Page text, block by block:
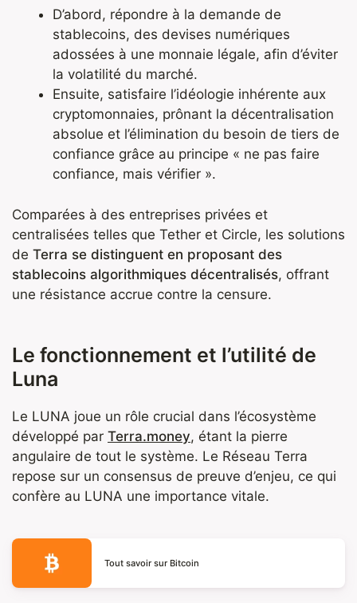
D’abord, répondre à la demande de
stablecoins, des devises numériques
adossées à une monnaie légale, afin d’éviter
la volatilité du marché.
Ensuite, satisfaire l’idéologie inhérente aux
cryptomonnaies, prônant la décentralisation
absolue et l’élimination du besoin de tiers de
confiance grâce au principe « ne pas faire
confiance, mais vérifier ».
Comparées à des entreprises privées et
centralisées telles que Tether et Circle, les solutions
de Terra se distinguent en proposant des
stablecoins algorithmiques décentralisés, offrant
une résistance accrue contre la censure.
Le fonctionnement et l’utilité de
Luna
Le LUNA joue un rôle crucial dans l’écosystème
développé par Terra.money, étant la pierre
angulaire de tout le système. Le Réseau Terra
repose sur un consensus de preuve d’enjeu, ce qui
confère au LUNA une importance vitale.
Tout savoir sur Bitcoin